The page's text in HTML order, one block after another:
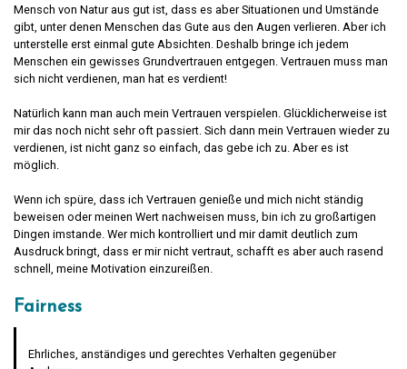
Mensch von Natur aus gut ist, dass es aber Situationen und Umstände
gibt, unter denen Menschen das Gute aus den Augen verlieren. Aber ich
unterstelle erst einmal gute Absichten. Deshalb bringe ich jedem
Menschen ein gewisses Grundvertrauen entgegen. Vertrauen muss man
sich nicht verdienen, man hat es verdient!
Natürlich kann man auch mein Vertrauen verspielen. Glücklicherweise ist
mir das noch nicht sehr oft passiert. Sich dann mein Vertrauen wieder zu
verdienen, ist nicht ganz so einfach, das gebe ich zu. Aber es ist
möglich.
Wenn ich spüre, dass ich Vertrauen genieße und mich nicht ständig
beweisen oder meinen Wert nachweisen muss, bin ich zu großartigen
Dingen imstande. Wer mich kontrolliert und mir damit deutlich zum
Ausdruck bringt, dass er mir nicht vertraut, schafft es aber auch rasend
schnell, meine Motivation einzureißen.
Fairness
Ehrliches, anständiges und gerechtes Verhalten gegenüber